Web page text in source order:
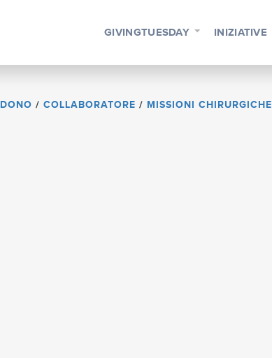
GIVINGTUESDAY INIZIATIVE
/ COLLABORATORE / MISSIONI CHIRURGICHE